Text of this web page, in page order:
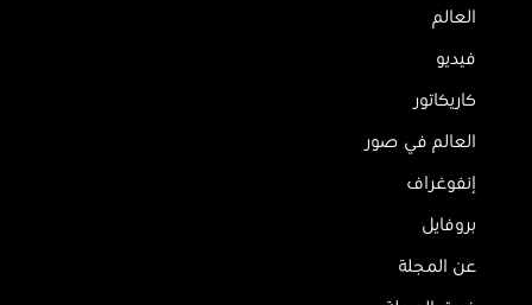
العالم
فيديو
كاريكاتور
العالم في صور
إنفوغراف
بروفايل
عن المجلة